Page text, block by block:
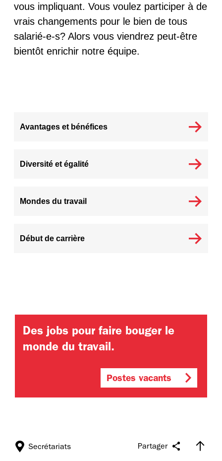
vous impliquant. Vous voulez participer à de
vrais changements pour le bien de tous
salarié-e-s? Alors vous viendrez peut-être
bientôt enrichir notre équipe.
Avantages et bénéfices
Diversité et égalité
Mondes du travail
Début de carrière
Des jobs pour faire bouger le
monde du travail.
Postes vacants
Partager
Secrétariats